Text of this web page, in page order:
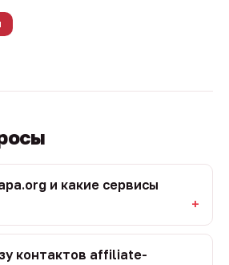
и какие сервисы
контактов affiliate-